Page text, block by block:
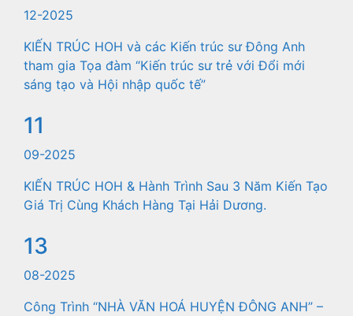
12-2025
KIẾN TRÚC HOH và các Kiến trúc sư Đông Anh
tham gia Tọa đàm “Kiến trúc sư trẻ với Đổi mới
sáng tạo và Hội nhập quốc tế”
11
09-2025
KIẾN TRÚC HOH & Hành Trình Sau 3 Năm Kiến Tạo
Giá Trị Cùng Khách Hàng Tại Hải Dương.
13
08-2025
Công Trình “NHÀ VĂN HOÁ HUYỆN ĐÔNG ANH” –